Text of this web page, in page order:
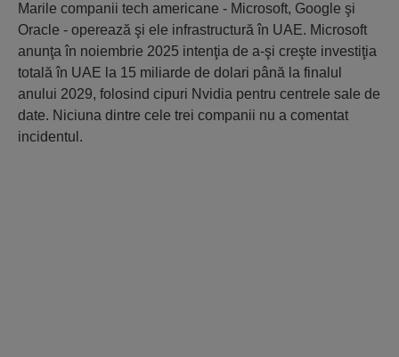
Marile companii tech americane - Microsoft, Google şi
Oracle - operează şi ele infrastructură în UAE. Microsoft
anunţa în noiembrie 2025 intenţia de a-şi creşte investiţia
totală în UAE la 15 miliarde de dolari până la finalul
anului 2029, folosind cipuri Nvidia pentru centrele sale de
date. Niciuna dintre cele trei companii nu a comentat
incidentul.